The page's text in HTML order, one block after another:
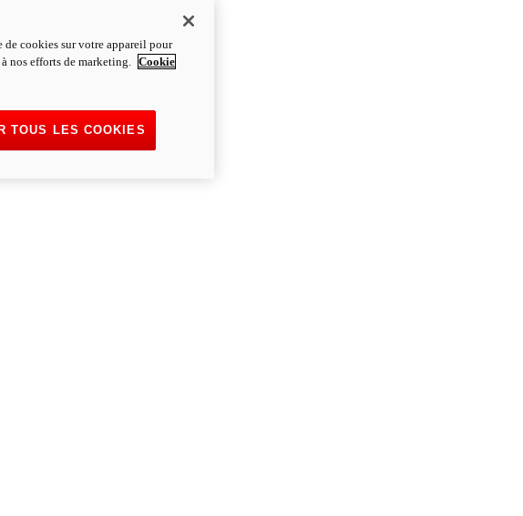
de cookies sur votre appareil pour
nos efforts de marketing. Cookie
TOUS LES COOKIES